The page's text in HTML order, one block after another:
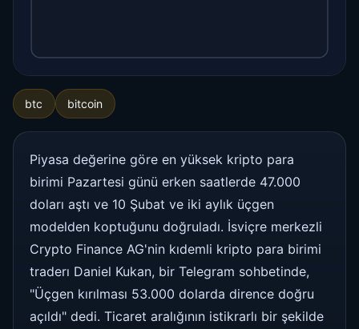
btc bitcoin
Piyasa değerine göre en yüksek kripto para
birimi Pazartesi günü erken saatlerde 47.000
doları aştı ve 10 Şubat ve iki aylık üçgen
modelden koptuğunu doğruladı. İsviçre merkezli
Crypto Finance AG'nin kıdemli kripto para birimi
traderı Daniel Kukan, bir Telegram sohbetinde,
"Üçgen kırılması 53.000 dolarda dirence doğru
açıldı" dedi. Ticaret aralığının istikrarlı bir şekilde